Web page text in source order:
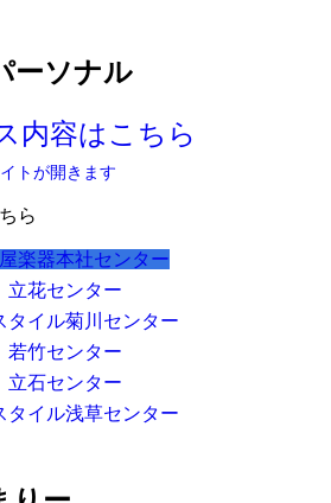
ーソナル
内容はこちら
トが開きます
ら
楽器本社センター
立花センター
タイル菊川センター
若竹センター
立石センター
タイル浅草センター